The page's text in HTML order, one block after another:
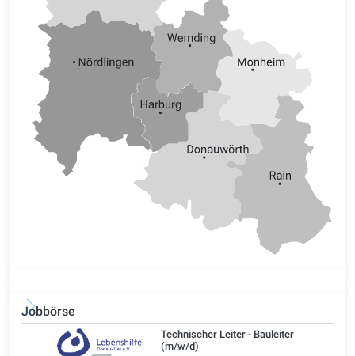
Jobbörse
Technischer Leiter - Bauleiter
(m/w/d)